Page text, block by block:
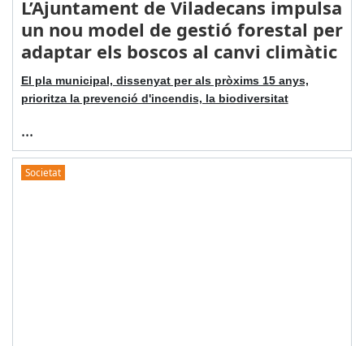
L’Ajuntament de Viladecans impulsa
un nou model de gestió forestal per
adaptar els boscos al canvi climàtic
El pla municipal, dissenyat per als pròxims 15 anys,
prioritza la prevenció d'incendis, la biodiversitat
...
Societat